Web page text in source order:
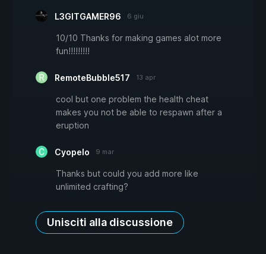
L3GITGAMER96 6 giu
10/10 Thanks for making games alot more
fun!!!!!!!!!
RemoteBubble517 13 apr
cool but one problem the health cheat
makes you not be able to respawn after a
eruption
Cyopelo 9 mar
Thanks but could you add more like
unlimited crafting?
Unisciti alla discussione